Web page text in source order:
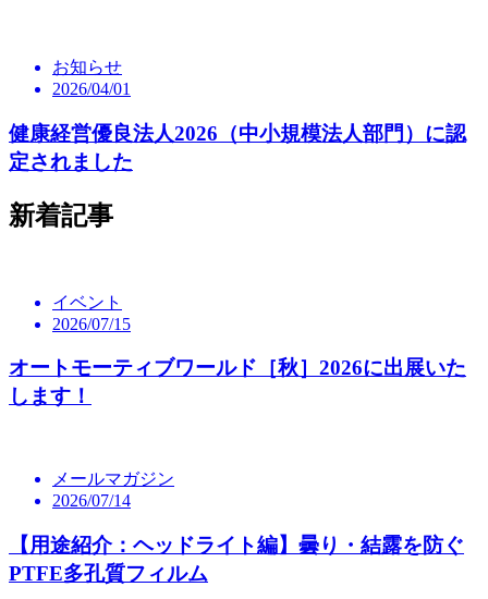
お知らせ
2026/04/01
健康経営優良法人2026（中小規模法人部門）に認
定されました
新着記事
イベント
2026/07/15
オートモーティブワールド［秋］2026に出展いた
します！
メールマガジン
2026/07/14
【用途紹介：ヘッドライト編】曇り・結露を防ぐ
PTFE多孔質フィルム